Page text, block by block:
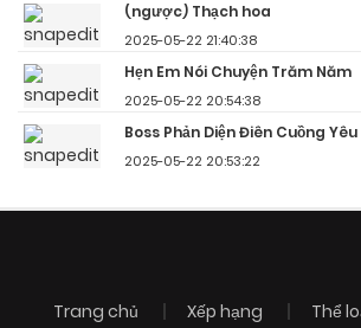
(ngược) Thạch hoa
2025-05-22 21:40:38
Hẹn Em Nói Chuyện Trăm Năm
2025-05-22 20:54:38
Boss Phản Diện Điên Cuồng Yêu
2025-05-22 20:53:22
Trang chủ Xếp hạng Thể